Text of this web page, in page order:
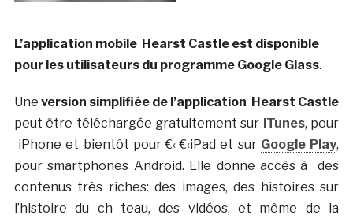
L’application mobile Hearst Castle est disponible
pour les utilisateurs du programme Google Glass.
Une version simplifiée de l’application Hearst Castle
peut être téléchargée gratuitement sur iTunes, pour
iPhone et bientôt pour €‹ €‹iPad et sur Google Play,
pour smartphones Android. Elle donne accès à des
contenus très riches: des images, des histoires sur
l’histoire du ch teau, des vidéos, et même de la